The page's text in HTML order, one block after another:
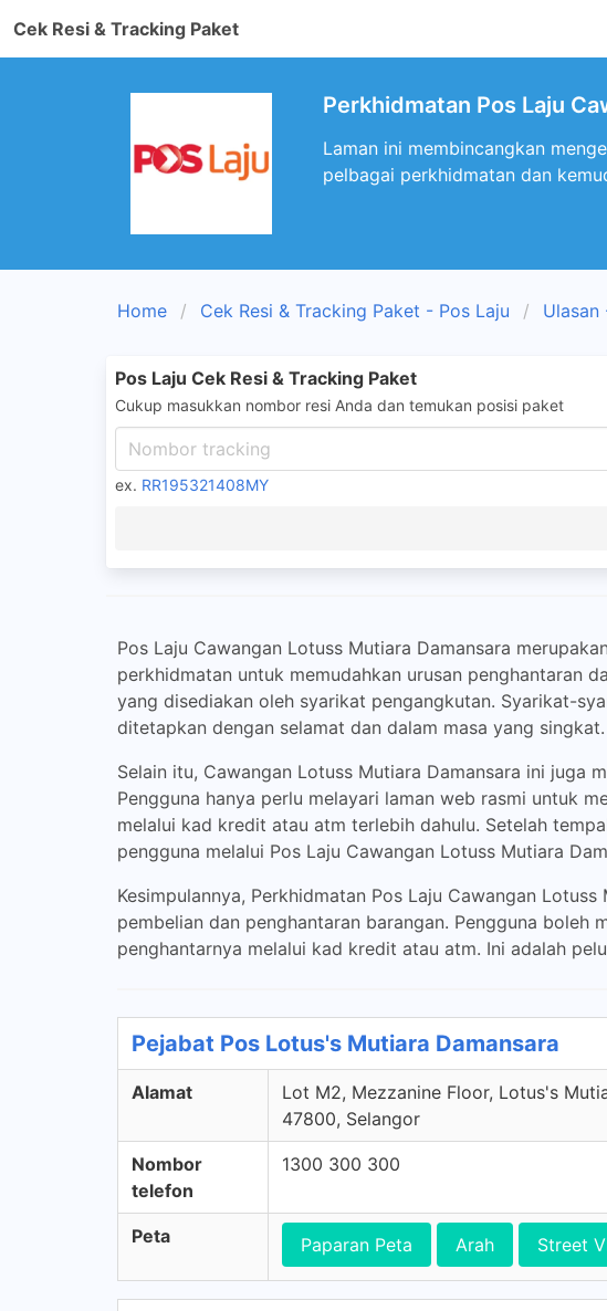
Cek Resi & Tracking Paket
Perkhidmatan Pos Laju
Laman ini membincangkan
pelbagai perkhidmatan dan
Home Cek Resi & Tracking Paket - Pos Laju Ulasan
Pos Laju Cek Resi & Tracking Paket
Cukup masukkan nombor resi Anda dan temukan posisi paket
ex. RR195321408MY
Pos Laju Cawangan Lotuss Mutiara Damansara
perkhidmatan untuk memudahkan urusan penghantaran
yang disediakan oleh syarikat pengangkutan. Syarikat-
ditetapkan dengan selamat dan dalam masa yang singkat.
Selain itu, Cawangan Lotuss Mutiara Damansara ini juga
Pengguna hanya perlu melayari laman web rasmi untuk
melalui kad kredit atau atm terlebih dahulu. Setelah
pengguna melalui Pos Laju Cawangan Lotuss Mutiara
Kesimpulannya, Perkhidmatan Pos Laju Cawangan
pembelian dan penghantaran barangan. Pengguna boleh
penghantarnya melalui kad kredit atau atm. Ini adalah
Pejabat Pos Lotus's Mutiara Damansara
Alamat
Lot M2, Mezzanine Floor, Lotus's
47800, Selangor
Nombor
telefon
1300 300 300
Peta Paparan Peta Arah Street